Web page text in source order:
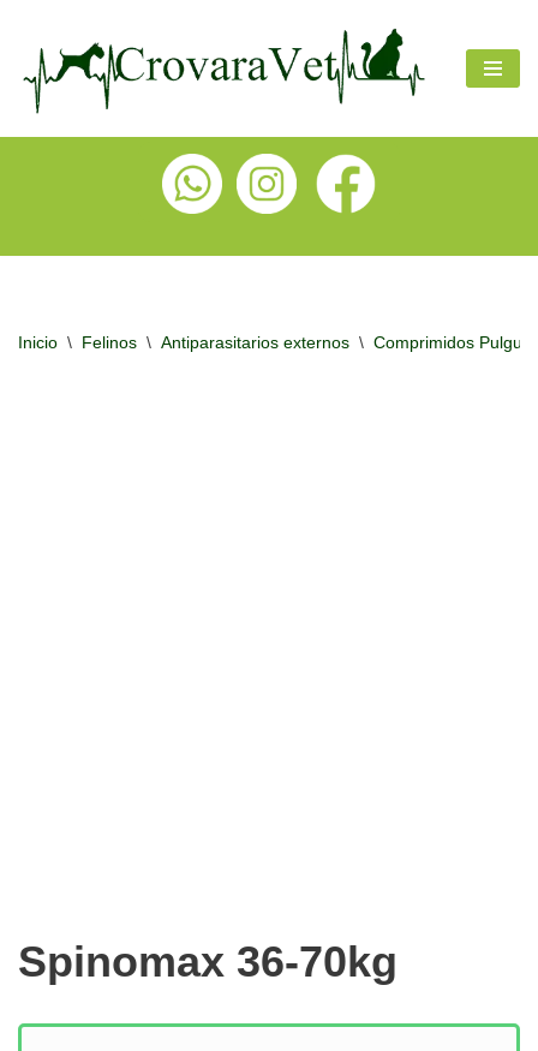
Inicio \ Felinos \ Antiparasitarios externos \ Comprimidos
Spinomax 36-70kg